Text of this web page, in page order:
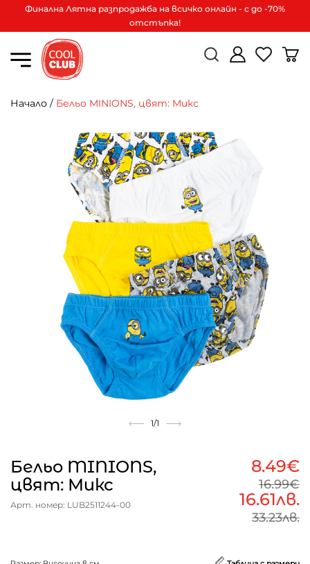
Финална Лятна разпродажба на всичко онлайн - с до -70%
отстъпка!
Начало / Бельо MINIONS, цвят: Микс
1/1
Бельо MINIONS,
цвят: Микс
Арт. номер: LUB2511244-00
8.49€
16.99€
16.61лв.
33.23лв.